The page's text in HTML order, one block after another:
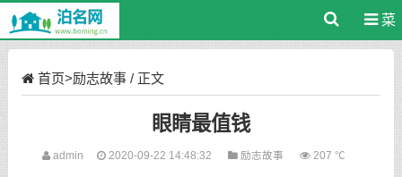
菜
首页>励志故事/ 正文
眼睛最值钱
admin 2020-09-22 14:48:32 励志故事 207 ℃